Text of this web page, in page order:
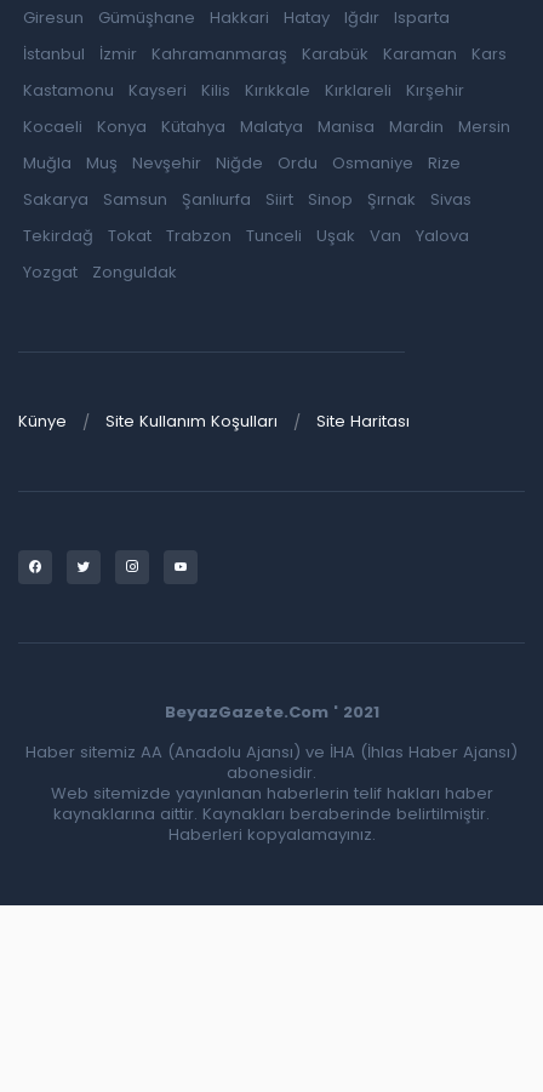
Giresun Gümüşhane Hakkari Hatay Iğdır
Isparta
İstanbul
İzmir Kahramanmaraş Karabük Karaman
Kars
Kastamonu
Kayseri Kilis Kırıkkale Kırklareli
Kırşehir
Kocaeli
Konya Kütahya Malatya Manisa Mardin
Mersin
Muğla
Muş Nevşehir Niğde Ordu Osmaniye
Rize
Sakarya
Samsun Şanlıurfa Siirt Sinop Şırnak
Sivas
Tekirdağ
Tokat Trabzon Tunceli Uşak Van
Yalova
Yozgat
Zonguldak
Künye Site Kullanım Koşulları Site Haritası
BeyazGazete.Com ' 2021
Haber sitemiz AA (Anadolu Ajansı) ve İHA (İhlas Haber Ajansı)
abonesidir.
Web sitemizde yayınlanan haberlerin telif hakları haber
kaynaklarına aittir. Kaynakları beraberinde belirtilmiştir.
Haberleri kopyalamayınız.